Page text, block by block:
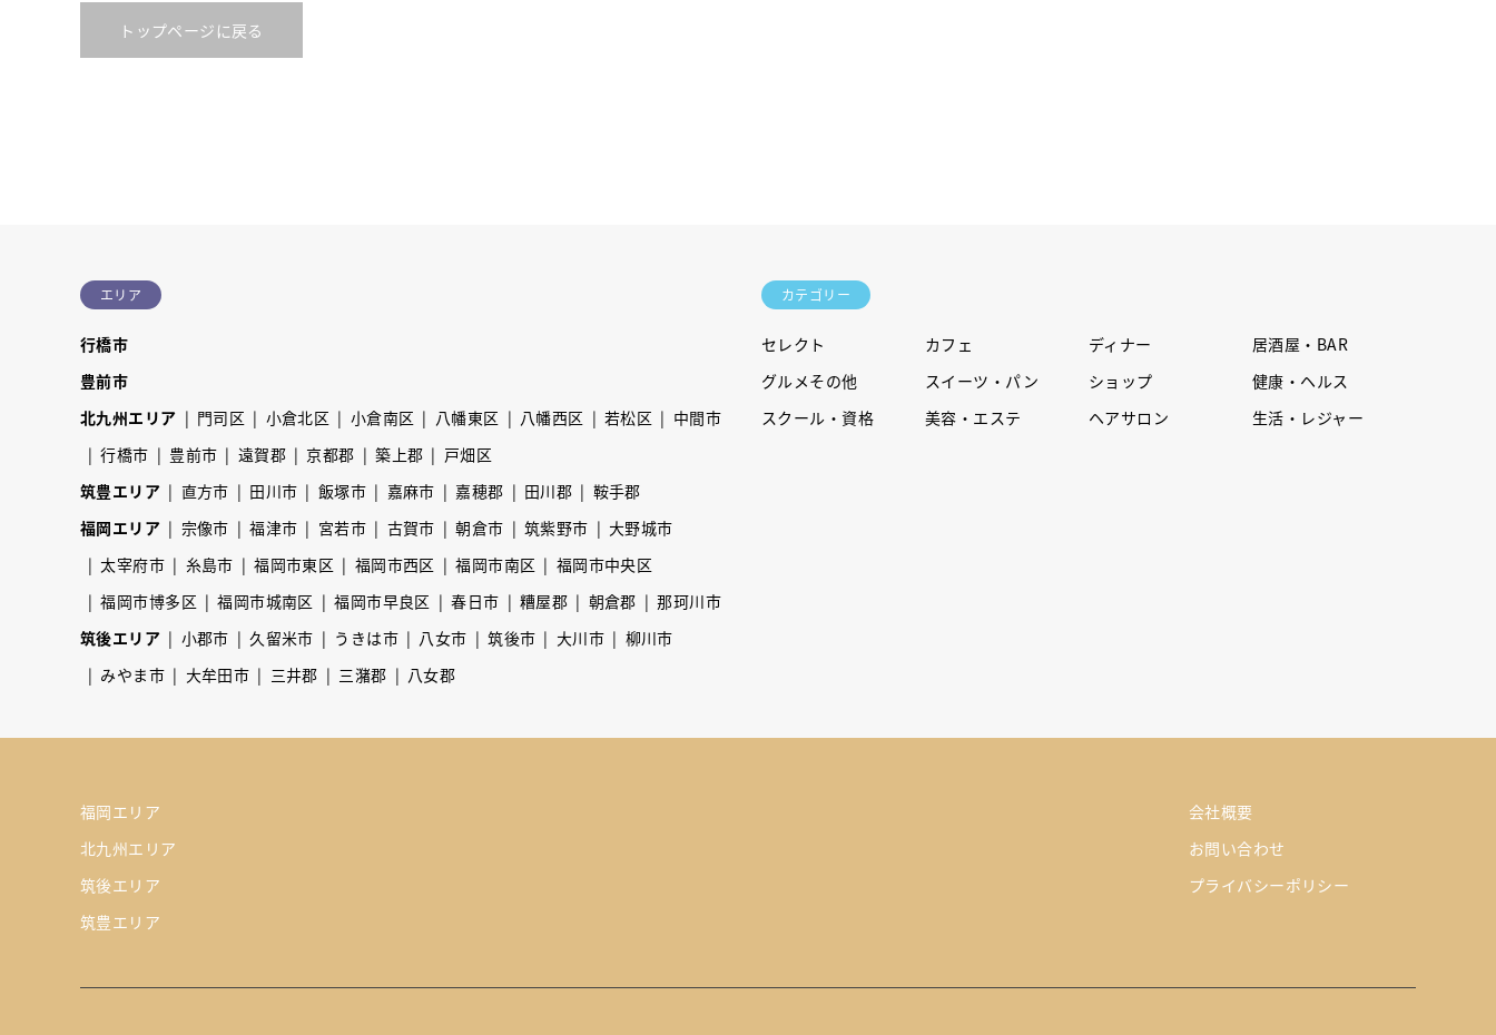
トップページに戻る
エリア
行橋市
豊前市
北九州エリア
門司区 小倉北区 小倉南区 八幡東区 八幡西区 若松区
中間市
行橋市
豊前市 遠賀郡 京都郡 築上郡
戸畑区
筑豊エリア
直方市 田川市 飯塚市 嘉麻市 嘉穂郡 田川郡
鞍手郡
福岡エリア
宗像市 福津市 宮若市 古賀市 朝倉市 筑紫野市
大野城市
太宰府市
糸島市 福岡市東区 福岡市西区 福岡市南区
福岡市中央区
福岡市博多区
福岡市城南区 福岡市早良区 春日市 糟屋郡 朝倉郡
那珂川市
筑後エリア
小郡市 久留米市 うきは市 八女市 筑後市 大川市
柳川市
みやま市
大牟田市 三井郡 三潴郡 八女郡
カテゴリー
セレクト カフェ ディナー
居酒屋・BAR
グルメその他
スイーツ・パン ショップ
健康・ヘルス
スクール・資格
美容・エステ ヘアサロン 生活・レジャー
福岡エリア
北九州エリア
筑後エリア
筑豊エリア
会社概要
お問い合わせ
プライバシーポリシー